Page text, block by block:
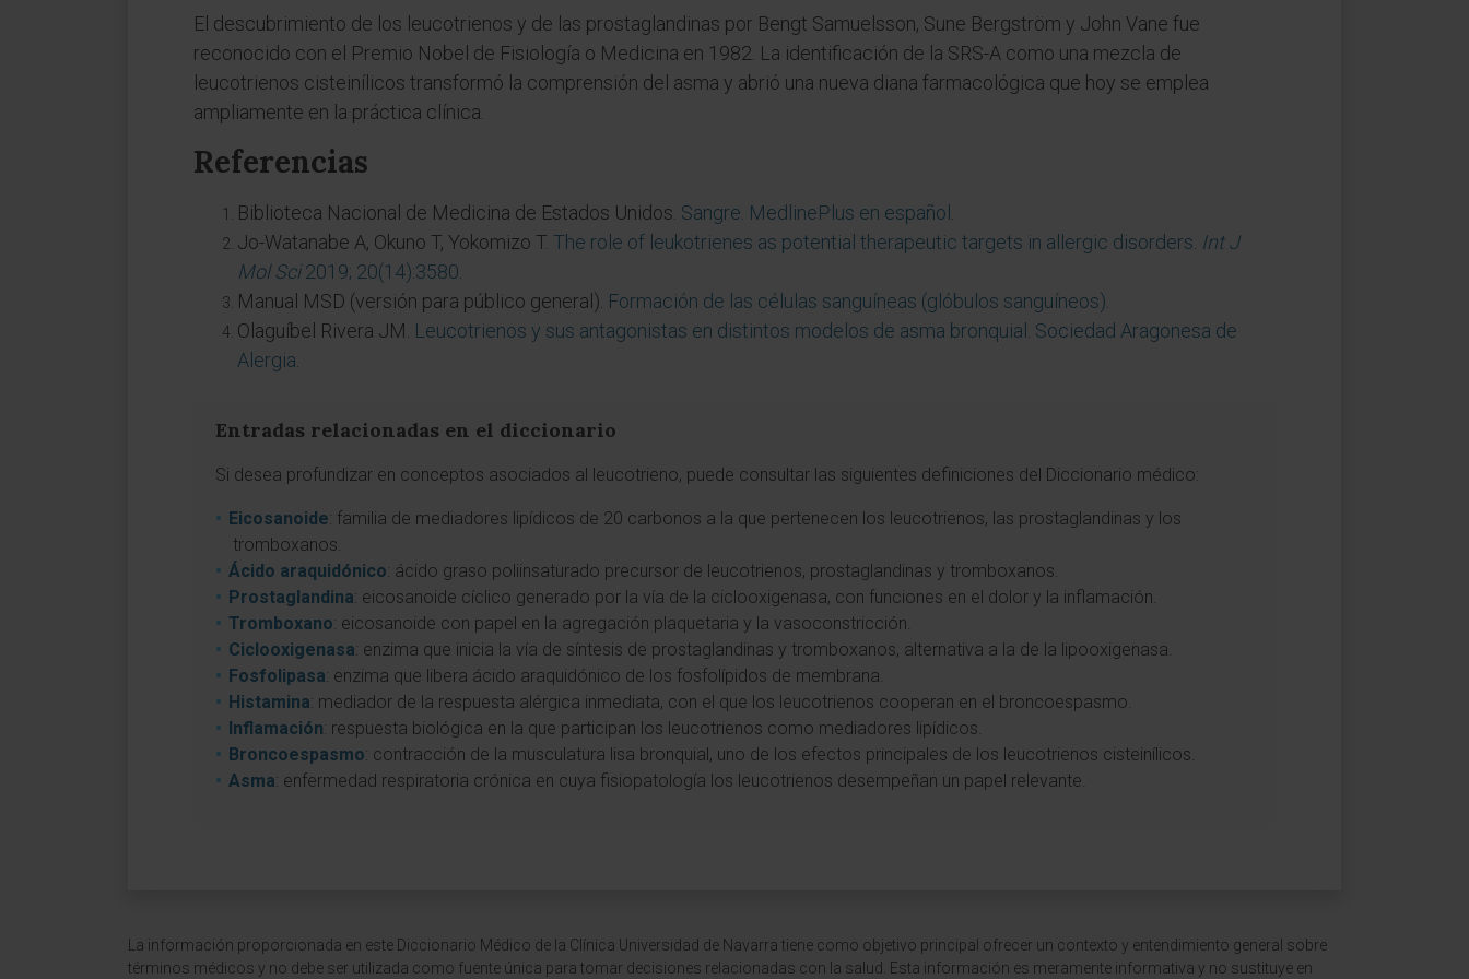
El descubrimiento de los leucotrienos y de las prostaglandinas por Bengt Samuelsson, Sune Bergström y John Vane fue
reconocido con el Premio Nobel de Fisiología o Medicina en 1982. La identificación de la SRS-A como una mezcla de
leucotrienos cisteinílicos transformó la comprensión del asma y abrió una nueva diana farmacológica que hoy se emplea
ampliamente en la práctica clínica.
Referencias
Biblioteca Nacional de Medicina de Estados Unidos. Sangre. MedlinePlus en español
Jo-Watanabe A, Okuno T, Yokomizo T. The role of leukotrienes as potential therapeutic targets in allergic disorders. Int J
Mol Sci2019; 20(14):3580
Manual MSD (versión para público general). Formación de las células sanguíneas (glóbulos sanguíneos)
Olaguíbel Rivera JM. Leucotrienos y sus antagonistas en distintos modelos de asma bronquial. Sociedad Aragonesa de
Alergia
Entradas relacionadas en el diccionario
Si desea profundizar en conceptos asociados al leucotrieno, puede consultar las siguientes definiciones del Diccionario médico:
Eicosanoide: familia de mediadores lipídicos de 20 carbonos a la que pertenecen los leucotrienos, las prostaglandinas y los
tromboxanos.
Ácido araquidónico: ácido graso poliinsaturado precursor de leucotrienos, prostaglandinas y tromboxanos.
Prostaglandina: eicosanoide cíclico generado por la vía de la ciclooxigenasa, con funciones en el dolor y la inflamación.
Tromboxano: eicosanoide con papel en la agregación plaquetaria y la vasoconstricción.
Ciclooxigenasa: enzima que inicia la vía de síntesis de prostaglandinas y tromboxanos, alternativa a la de la lipooxigenasa.
Fosfolipasa: enzima que libera ácido araquidónico de los fosfolípidos de membrana.
Histamina: mediador de la respuesta alérgica inmediata, con el que los leucotrienos cooperan en el broncoespasmo.
Inflamación: respuesta biológica en la que participan los leucotrienos como mediadores lipídicos.
Broncoespasmo: contracción de la musculatura lisa bronquial, uno de los efectos principales de los leucotrienos cisteinílicos.
Asma: enfermedad respiratoria crónica en cuya fisiopatología los leucotrienos desempeñan un papel relevante.
La información proporcionada en este Diccionario Médico de la Clínica Universidad de Navarra tiene como objetivo principal ofrecer un contexto y entendimiento general sobre
términos médicos y no debe ser utilizada como fuente única para tomar decisiones relacionadas con la salud. Esta información es meramente informativa y no sustituye en